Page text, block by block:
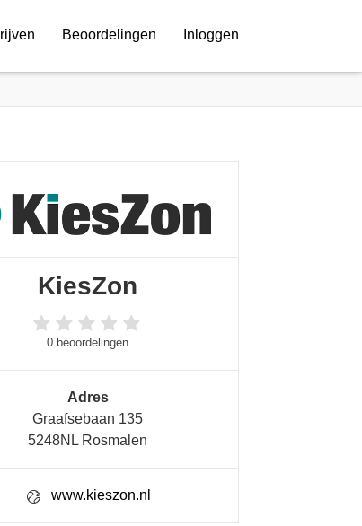
Beoordelingen Inloggen
KiesZon
0 beoordelingen
Adres
Graafsebaan 135
5248NL Rosmalen
www.kieszon.nl